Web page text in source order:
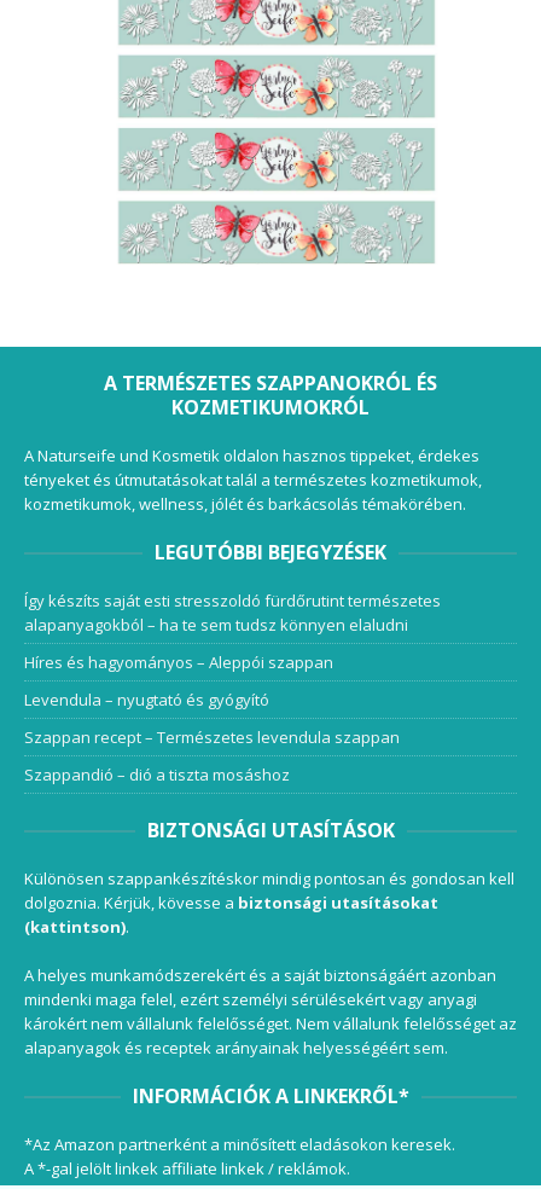
A TERMÉSZETES SZAPPANOKRÓL ÉS
KOZMETIKUMOKRÓL
A Naturseife und Kosmetik oldalon hasznos tippeket, érdekes
tényeket és útmutatásokat talál a természetes kozmetikumok,
kozmetikumok, wellness, jólét és barkácsolás témakörében.
LEGUTÓBBI BEJEGYZÉSEK
Így készíts saját esti stresszoldó fürdőrutint természetes
alapanyagokból – ha te sem tudsz könnyen elaludni
Híres és hagyományos – Aleppói szappan
Levendula – nyugtató és gyógyító
Szappan recept – Természetes levendula szappan
Szappandió – dió a tiszta mosáshoz
BIZTONSÁGI UTASÍTÁSOK
Különösen szappankészítéskor mindig pontosan és gondosan kell
dolgoznia. Kérjük, kövesse a biztonsági utasításokat
(kattintson).
A helyes munkamódszerekért és a saját biztonságáért azonban
mindenki maga felel, ezért személyi sérülésekért vagy anyagi
károkért nem vállalunk felelősséget. Nem vállalunk felelősséget az
alapanyagok és receptek arányainak helyességéért sem.
INFORMÁCIÓK A LINKEKRŐL*
*Az Amazon partnerként a minősített eladásokon keresek.
A *-gal jelölt linkek affiliate linkek / reklámok.